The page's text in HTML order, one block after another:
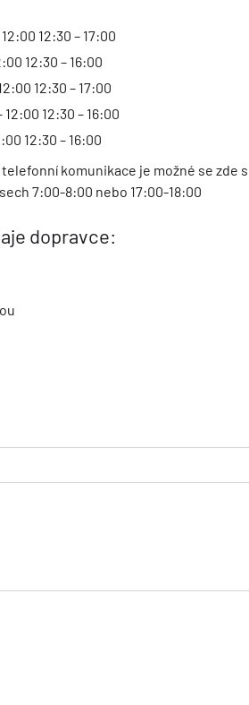
12:30 – 17:00
12:30 – 16:00
12:30 – 17:00
12:00 12:30 – 16:00
12:30 – 16:00
komunikace je možné se zde
7:00-8:00 nebo 17:00-18:00
dopravce: